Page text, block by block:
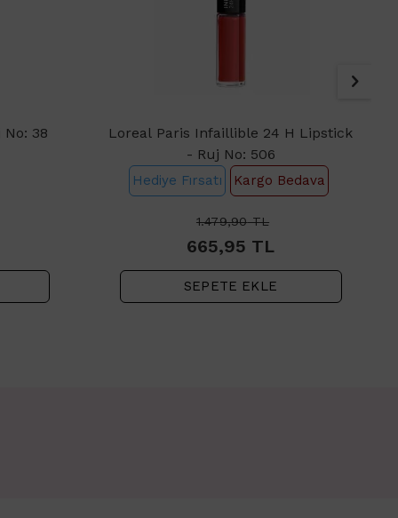
38
Loreal Paris Infaillible 24 H Lipstick
- Ruj No: 506
Hediye Fırsatı Kargo Bedava
1.479,90TL
665,95 TL
SEPETE EKLE